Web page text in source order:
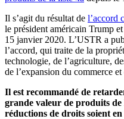
Il s’agit du résultat de l’accord
le président américain Trump
15 janvier 2020. L’USTR a
l’accord, qui traite de la
technologie, de l’agriculture,
de l’expansion du commerce
Il est recommandé de
grande valeur de produits de
réductions de droits soient